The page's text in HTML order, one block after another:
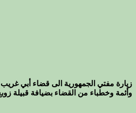
زيارة مفتي الجمهورية الى قضاء أبي
وأئمة وخطباء من القضاء بضيافة قبيلة